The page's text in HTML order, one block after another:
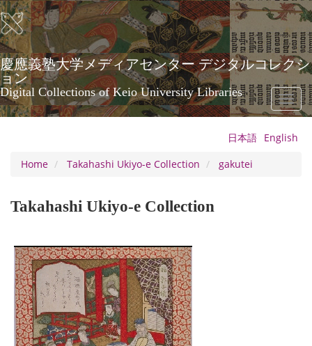
Skip
to
main
content
慶應義塾大学メディアセンター デジタルコレクシ
ョン
Digital Collections of Keio University Libraries
Toggle
日本語 English
Home
Takahashi Ukiyo-e Collection gakutei
Takahashi Ukiyo-e Collection